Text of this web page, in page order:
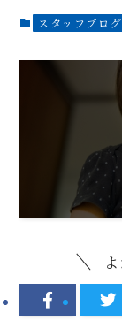
スタッフブログ